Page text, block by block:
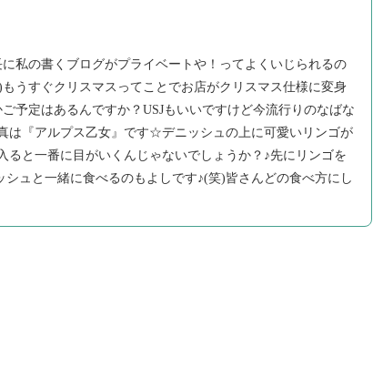
私の書くブログがプライベートや！ってよくいじられるの
うすぐクリスマスってことでお店がクリスマス仕様に変身
予定はあるんですか？USJもいいですけど今流行りのなばな
は『アルプス乙女』です☆デニッシュの上に可愛いリンゴが
ると一番に目がいくんじゃないでしょうか？♪先にリンゴを
ュと一緒に食べるのもよしです♪(笑)皆さんどの食べ方にし